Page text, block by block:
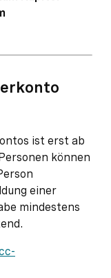
ist erst ab
können
einer
mindestens